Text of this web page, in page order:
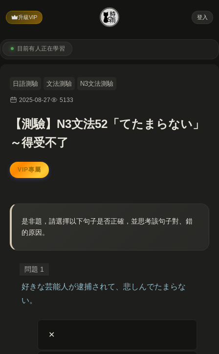
升級VIP 登入
目前有 人正在學習
日語測驗 文法測驗 N3文法測驗
2025-08-27 5133
【測驗】N3文法52「てたまらない」
～得受不了
是非題，請選擇以下句子是否正確，並思考該句子對、錯
的原因。
好きな芸能人が逮捕されて、悲しんでたまらな
い。
✕